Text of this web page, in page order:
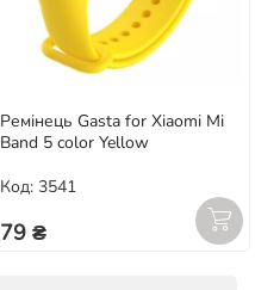
Ремінець Gasta for Xiaomi Mi
Band 5 color Yellow
Код: 3541
79 ₴